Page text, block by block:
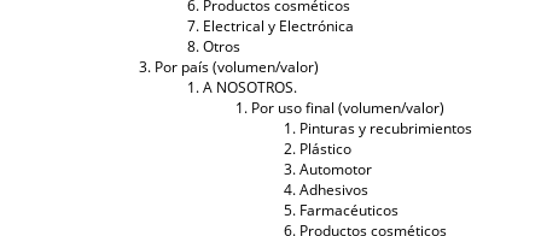
Productos cosméticos
Electrical y Electrónica
Otros
Por país (volumen/valor)
A NOSOTROS.
Por uso final (volumen/valor)
Pinturas y recubrimientos
Plástico
Automotor
Adhesivos
Farmacéuticos
Productos cosméticos